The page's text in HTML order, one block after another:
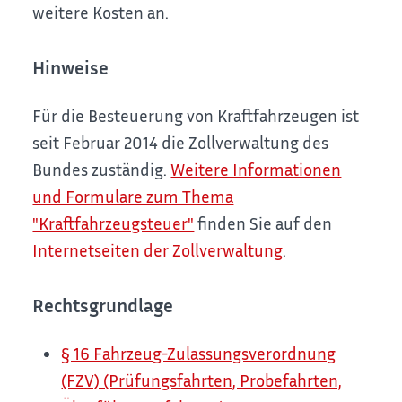
weitere Kosten an.
Hinweise
Für die Besteuerung von Kraftfahrzeugen ist
seit Februar 2014 die Zollverwaltung des
Bundes zuständig.Weitere Informationen
und Formulare zum Thema
"Kraftfahrzeugsteuer" finden Sie auf den
Internetseiten der Zollverwaltung.
Rechtsgrundlage
§ 16 Fahrzeug-Zulassungsverordnung
(FZV) (Prüfungsfahrten, Probefahrten,